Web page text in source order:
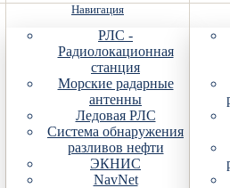
Навигация
РЛС -
Радиолокационная
станция
Морские радарные
антенны
Ледовая РЛС
Система обнаружения
разливов нефти
ЭКНИС
NavNet